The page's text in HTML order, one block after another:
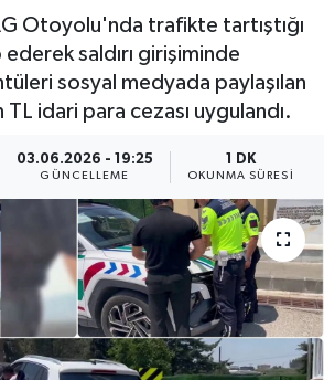
Otoyolu'nda trafikte tartıştığı
ederek saldırı girişiminde
sosyal medyada paylaşılan
idari para cezası uygulandı.
03.06.2026 - 19:25
GÜNCELLEME
1 DK
OKUNMA SÜRESI